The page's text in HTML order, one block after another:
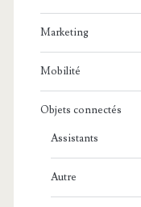
Marketing
Mobilité
Objets connectés
Assistants
Autre